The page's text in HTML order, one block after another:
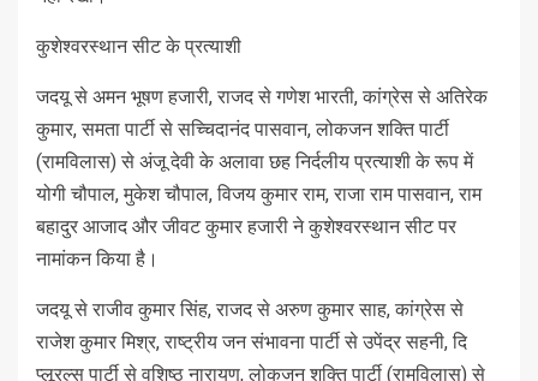
कुशेश्वरस्थान सीट के प्रत्याशी
जदयू से अमन भूषण हजारी, राजद से गणेश भारती, कांग्रेस से अतिरेक
कुमार, समता पार्टी से सच्चिदानंद पासवान, लोकजन शक्ति पार्टी
(रामविलास) से अंजू देवी के अलावा छह निर्दलीय प्रत्याशी के रूप में
योगी चौपाल, मुकेश चौपाल, विजय कुमार राम, राजा राम पासवान, राम
बहादुर आजाद और जीवट कुमार हजारी ने कुशेश्वरस्थान सीट पर
नामांकन किया है।
जदयू से राजीव कुमार सिंह, राजद से अरुण कुमार साह, कांग्रेस से
राजेश कुमार मिश्र, राष्ट्रीय जन संभावना पार्टी से उपेंद्र सहनी, दि
प्लूरल्स पार्टी से वशिष्ठ नारायण, लोकजन शक्ति पार्टी (रामविलास) से